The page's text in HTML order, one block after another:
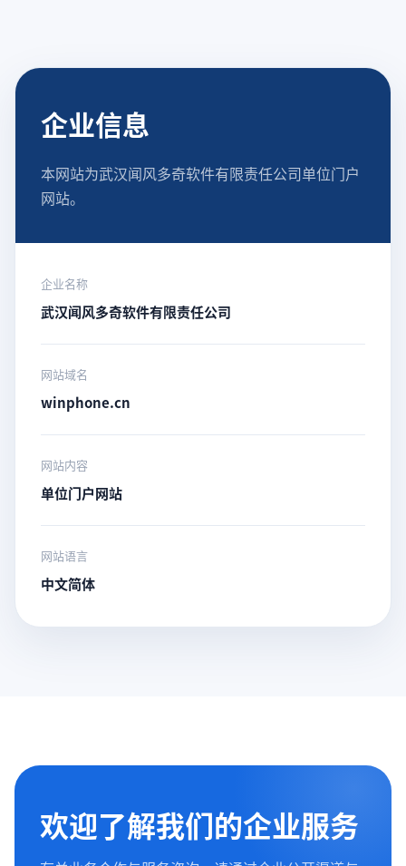
企业信息
本网站为武汉闻风多奇软件有限责任公司单位门户
网站。
企业名称
武汉闻风多奇软件有限责任公司
网站域名
winphone.cn
网站内容
单位门户网站
网站语言
中文简体
欢迎了解我们的企业服务